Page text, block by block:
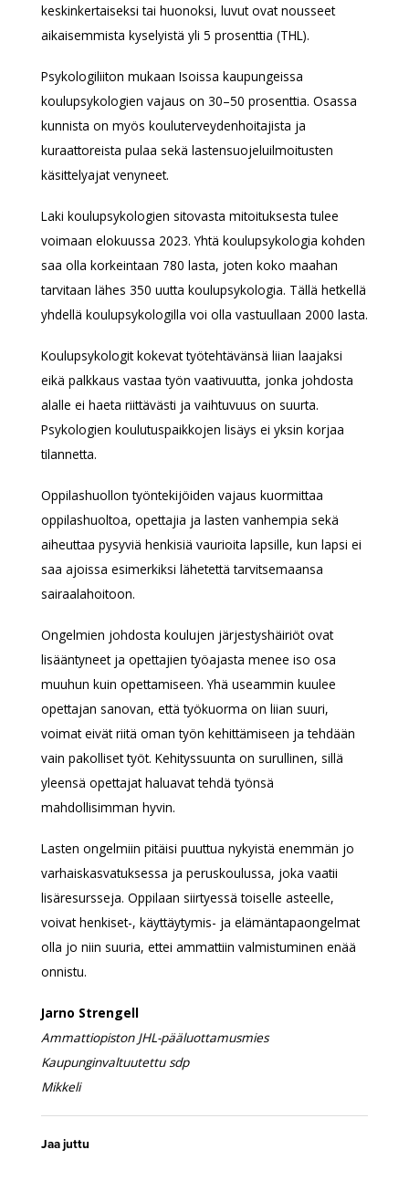
keskinkertaiseksi tai huonoksi, luvut ovat nousseet
aikaisemmista kyselyistä yli 5 prosenttia (THL).
Psykologiliiton mukaan Isoissa kaupungeissa
koulupsykologien vajaus on 30–50 prosenttia. Osassa
kunnista on myös kouluterveydenhoitajista ja
kuraattoreista pulaa sekä lastensuojeluilmoitusten
käsittelyajat venyneet.
Laki koulupsykologien sitovasta mitoituksesta tulee
voimaan elokuussa 2023. Yhtä koulupsykologia kohden
saa olla korkeintaan 780 lasta, joten koko maahan
tarvitaan lähes 350 uutta koulupsykologia. Tällä hetkellä
yhdellä koulupsykologilla voi olla vastuullaan 2000 lasta.
Koulupsykologit kokevat työtehtävänsä liian laajaksi
eikä palkkaus vastaa työn vaativuutta, jonka johdosta
alalle ei haeta riittävästi ja vaihtuvuus on suurta.
Psykologien koulutuspaikkojen lisäys ei yksin korjaa
tilannetta.
Oppilashuollon työntekijöiden vajaus kuormittaa
oppilashuoltoa, opettajia ja lasten vanhempia sekä
aiheuttaa pysyviä henkisiä vaurioita lapsille, kun lapsi ei
saa ajoissa esimerkiksi lähetettä tarvitsemaansa
sairaalahoitoon.
Ongelmien johdosta koulujen järjestyshäiriöt ovat
lisääntyneet ja opettajien työajasta menee iso osa
muuhun kuin opettamiseen. Yhä useammin kuulee
opettajan sanovan, että työkuorma on liian suuri,
voimat eivät riitä oman työn kehittämiseen ja tehdään
vain pakolliset työt. Kehityssuunta on surullinen, sillä
yleensä opettajat haluavat tehdä työnsä
mahdollisimman hyvin.
Lasten ongelmiin pitäisi puuttua nykyistä enemmän jo
varhaiskasvatuksessa ja peruskoulussa, joka vaatii
lisäresursseja. Oppilaan siirtyessä toiselle asteelle,
voivat henkiset-, käyttäytymis- ja elämäntapaongelmat
olla jo niin suuria, ettei ammattiin valmistuminen enää
onnistu.
Jarno Strengell
Ammattiopiston JHL-pääluottamusmies
Kaupunginvaltuutettu sdp
Mikkeli
Jaa juttu